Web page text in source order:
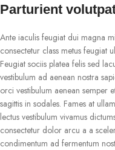
Parturient
Ante iaculis feugiat dui magna
consectetur class metus feugiat
Feugiat sociis platea felis sed
vestibulum ad aenean nostra
orci vestibulum aenean semper
sagittis in sodales. Fames at
lectus vestibulum vivamus
consectetur dolor arcu a a
condimentum ad fermentum